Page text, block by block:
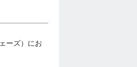
ーズ）にお